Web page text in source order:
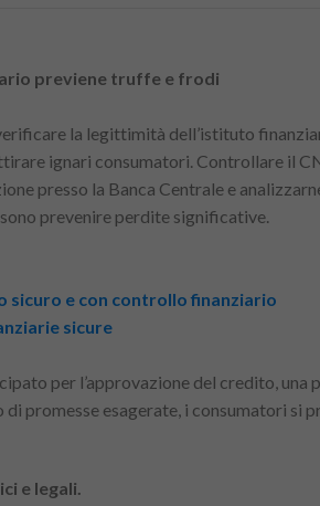
previene truffe e frodi
la legittimità dell’istituto
ignari consumatori. Controllare il
presso la Banca Centrale e
prevenire perdite significative.
sicuro e con controllo finanziario
sicure
per l’approvazione del credito, una
promesse esagerate, i consumatori si
e legali.